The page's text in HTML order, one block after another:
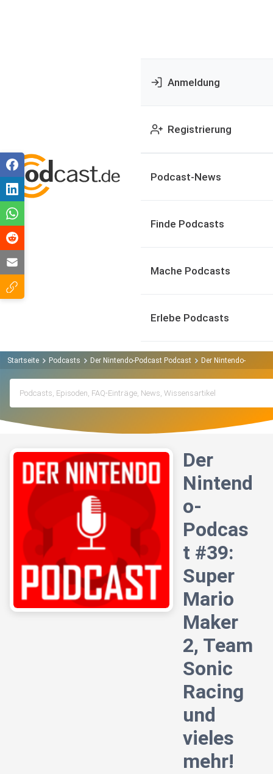
Anmeldung
Registrierung
Podcast-News
Finde Podcasts
Mache Podcasts
Erlebe Podcasts
Startseite Podcasts Der Nintendo-Podcast Podcast Der Nintendo-
Der
Nintend
o-
Podcas
t #39:
Super
Mario
Maker
2, Team
Sonic
Racing
und
vieles
mehr!